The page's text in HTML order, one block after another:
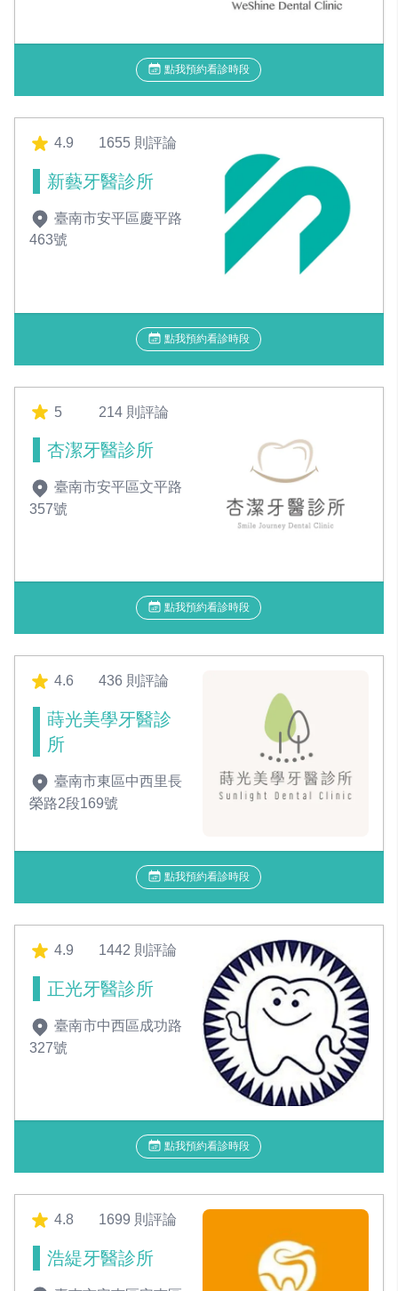
點我預約看診時段
4.9 1655 則評論
新藝牙醫診所
臺南市安平區慶平路
463號
點我預約看診時段
5 214 則評論
杏潔牙醫診所
臺南市安平區文平路
357號
點我預約看診時段
4.6 436 則評論
蒔光美學牙醫診
所
臺南市東區中西里長
榮路2段169號
點我預約看診時段
4.9 1442 則評論
正光牙醫診所
臺南市中西區成功路
327號
點我預約看診時段
4.8 1699 則評論
浩緹牙醫診所